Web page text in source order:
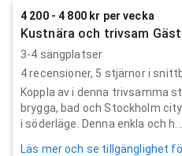
4 200 - 4 800 kr per vecka
Kustnära och trivsam
3-4 sängplatser
4recensioner, 5 stjärnor i
Koppla av i denna trivsamma
brygga, bad och Stockholm
i söderläge. Denna enkla och h...
Läs mer och se tillgänglighet